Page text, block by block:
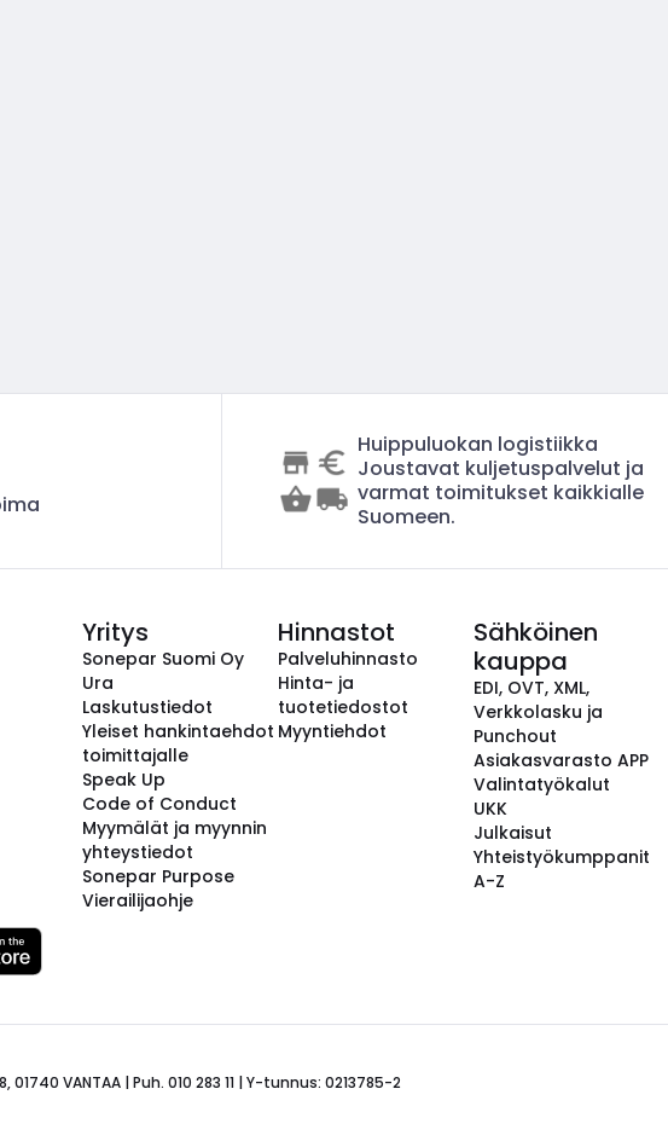
Huippuluokan logistiikka
Joustavat kuljetuspalvelut ja
varmat toimitukset kaikkialle
Suomeen.
Yritys
Sonepar Suomi Oy
Ura
Laskutustiedot
Yleiset hankintaehdot
toimittajalle
Speak Up
Code of Conduct
Myymälät ja myynnin
yhteystiedot
Sonepar Purpose
Vierailijaohje
Hinnastot
Palveluhinnasto
Hinta- ja
tuotetiedostot
Myyntiehdot
Sähköinen
kauppa
EDI, OVT, XML,
Verkkolasku ja
Punchout
Asiakasvarasto APP
Valintatyökalut
UKK
Julkaisut
Yhteistyökumppanit
A-Z
01740 VANTAA | Puh. 010 283 11 | Y-tunnus: 0213785-2